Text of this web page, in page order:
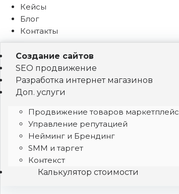
Кейсы
Блог
Контакты
Создание сайтов
SEO продвижение
Разработка интернет магазинов
Доп. услуги
Продвижение товаров маркетплейс
Управление репутацией
Нейминг и Брендинг
SMM и таргет
Контекст
Калькулятор стоимости